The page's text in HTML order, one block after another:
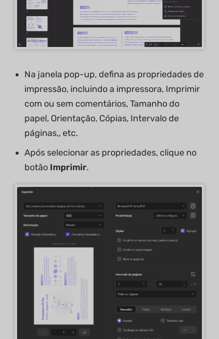
Na janela pop-up, defina as propriedades de
impressão, incluindo a impressora, Imprimir
com ou sem comentários, Tamanho do
papel, Orientação, Cópias, Intervalo de
páginas,, etc.
Após selecionar as propriedades, clique no
botão Imprimir.